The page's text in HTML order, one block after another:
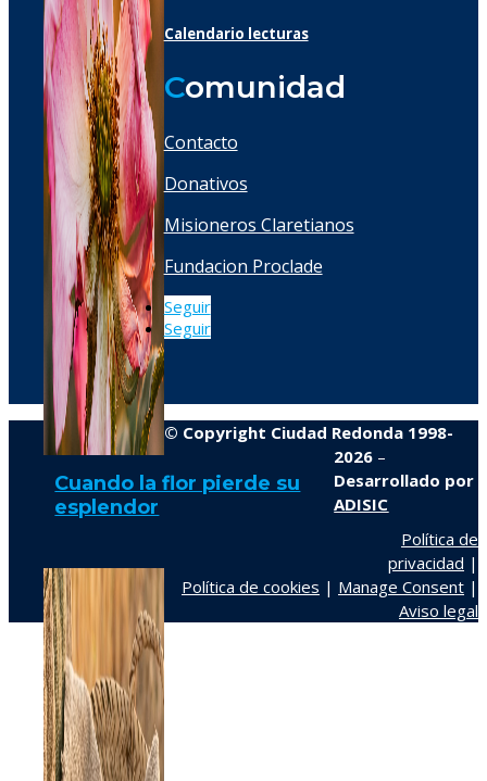
Cuando la flor pierde su
esplendor
Calendario lecturas
Comunidad
Contacto
Donativos
Misioneros Claretianos
Fundacion Proclade
Seguir
Seguir
© Copyright Ciudad Redonda 1998-
2026 –
Desarrollado por
ADISIC
Política de
privacidad |
Política de cookies | Manage Consent |
Aviso legal